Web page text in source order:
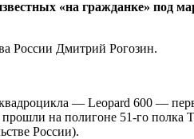
«на гражданке»
России Дмитрий Рогозин.
— Leopard 600 —
на полигоне 51-го
России).